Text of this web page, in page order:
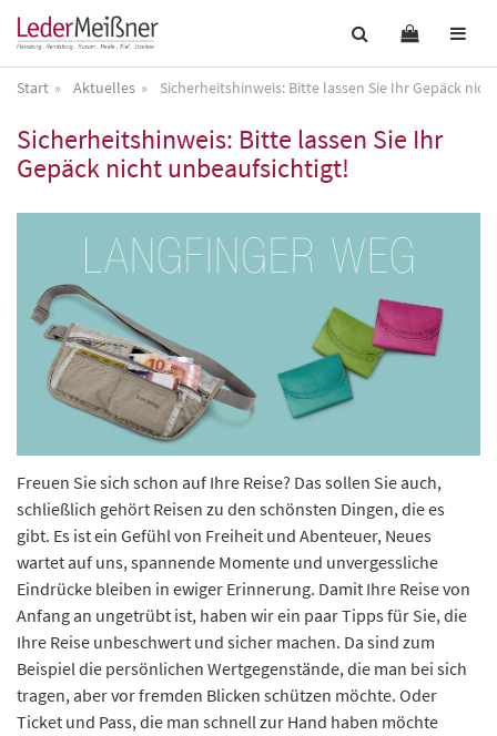
Start Aktuelles Sicherheitshinweis: Bitte lassen Sie Ihr Gepäck
Sicherheitshinweis: Bitte lassen Sie Ihr
Gepäck nicht unbeaufsichtigt!
Freuen Sie sich schon auf Ihre Reise? Das sollen Sie auch,
schließlich gehört Reisen zu den schönsten Dingen, die es
gibt. Es ist ein Gefühl von Freiheit und Abenteuer, Neues
wartet auf uns, spannende Momente und unvergessliche
Eindrücke bleiben in ewiger Erinnerung. Damit Ihre Reise von
Anfang an ungetrübt ist, haben wir ein paar Tipps für Sie, die
Ihre Reise unbeschwert und sicher machen. Da sind zum
Beispiel die persönlichen Wertgegenstände, die man bei sich
tragen, aber vor fremden Blicken schützen möchte. Oder
Ticket und Pass, die man schnell zur Hand haben möchte